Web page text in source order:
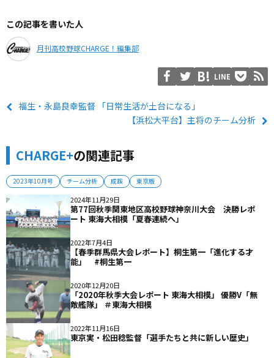
この記事を書いた人
月刊高校野球CHARGE！編集部
LINE
福生・永島良幸監督 「日常生活が土台になる」
【浜松大平台】主将のチーム分析
CHARGE+の関連記事
2023年10月号 チーム分析 成蹊 東京版
2024年11月29日
第77回秋季関東地区高校野球神奈川大会 決勝レポ
ート 東海大相模「夏春連続へ」
2022年7月4日
【春季群馬県大会レポート】桐生第一「進化する才
能」 #桐生第一
2020年12月20日
「2020年秋季大会レポート 東海大相模」 優勝V「無
敵艦隊」 ＃東海大相模
2022年11月16日
東京実・松田稔監督「選手たちと共に新しい歴史」